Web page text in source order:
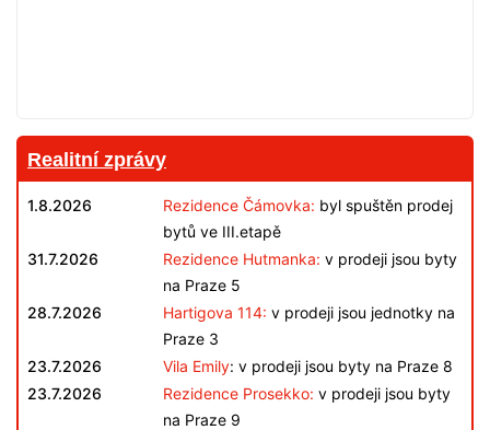
Realitní zprávy
1.8.2026 Rezidence Čámovka: byl spuštěn prodej
bytů ve III.etapě
31.7.2026
Rezidence Hutmanka: v prodeji jsou byty
na Praze 5
28.7.2026
Hartigova 114: v prodeji jsou jednotky na
Praze 3
23.7.2026
Vila Emily: v prodeji jsou byty na Praze 8
23.7.2026
Rezidence Prosekko: v prodeji jsou byty
na Praze 9